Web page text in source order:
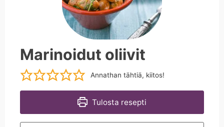
Marinoidut oliivit
Annathan tähtiä, kiitos!
Tulosta resepti